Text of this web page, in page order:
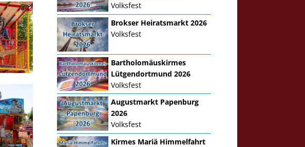
Volksfest
Brokser Heiratsmarkt 2026
Volksfest
Bartholomäuskirmes
Lütgendortmund 2026
Volksfest
Augustmarkt Papenburg
2026
Volksfest
Kirmes Mariä Himmelfahrt